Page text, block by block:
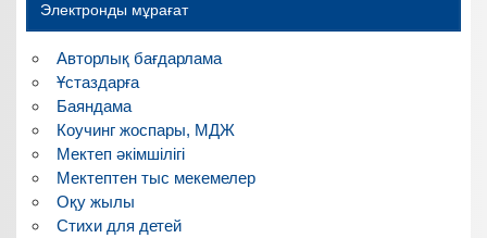
Электронды мұрағат
Авторлық бағдарлама
Ұстаздарға
Баяндама
Коучинг жоспары, МДЖ
Мектеп әкімшілігі
Мектептен тыс мекемелер
Оқу жылы
Стихи для детей